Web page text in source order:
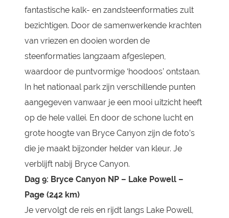
fantastische kalk- en zandsteenformaties zult
bezichtigen. Door de samenwerkende krachten
van vriezen en dooien worden de
steenformaties langzaam afgeslepen,
waardoor de puntvormige ‘hoodoos’ ontstaan.
In het nationaal park zijn verschillende punten
aangegeven vanwaar je een mooi uitzicht heeft
op de hele vallei. En door de schone lucht en
grote hoogte van Bryce Canyon zijn de foto’s
die je maakt bijzonder helder van kleur. Je
verblijft nabij Bryce Canyon.
Dag 9: Bryce Canyon NP – Lake Powell –
Page (242 km)
Je vervolgt de reis en rijdt langs Lake Powell,